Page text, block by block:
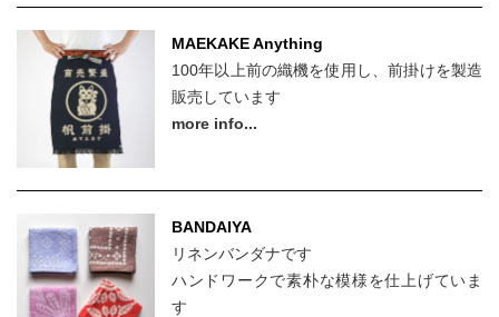
MAEKAKE Anything
100年以上前の織機を使用し、前掛けを製造
販売しています
more info...
BANDAIYA
リネンバンダナです
ハンドワークで素朴な模様を仕上げていま
す